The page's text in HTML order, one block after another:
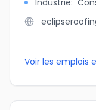
Industrie:
Voir les emplois